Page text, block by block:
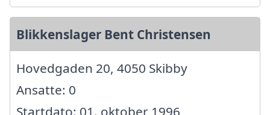
Blikkenslager Bent Christensen
Hovedgaden 20, 4050 Skibby
Ansatte: 0
Startdato: 01. oktober 1996,